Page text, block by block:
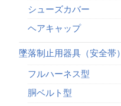
シューズカバー
ヘアキャップ
墜落制止用器具（安全帯）
フルハーネス型
胴ベルト型